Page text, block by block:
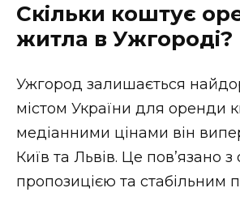
Скільки коштує
житла в Ужгороді?
Ужгород залишається
містом України для оренди
медіанними цінами він
Київ та Львів. Це пов’язано
пропозицією та стабільним